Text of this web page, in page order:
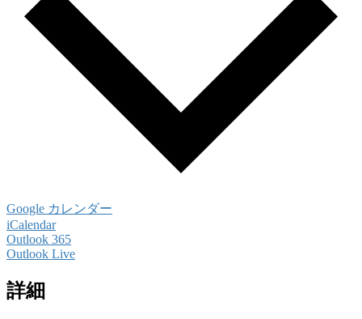
Google カレンダー
iCalendar
Outlook 365
Outlook Live
詳細